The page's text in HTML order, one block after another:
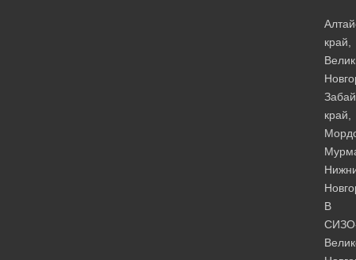
край,
край,
В